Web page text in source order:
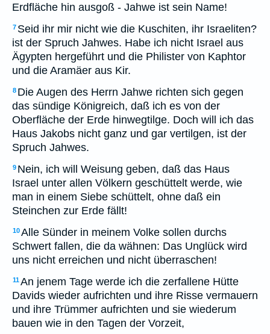
Erdfläche hin ausgoß - Jahwe ist sein Name!
7 Seid ihr mir nicht wie die Kuschiten, ihr Israeliten?
ist der Spruch Jahwes. Habe ich nicht Israel aus
Ägypten hergeführt und die Philister von Kaphtor
und die Aramäer aus Kir.
8 Die Augen des Herrn Jahwe richten sich gegen
das sündige Königreich, daß ich es von der
Oberfläche der Erde hinwegtilge. Doch will ich das
Haus Jakobs nicht ganz und gar vertilgen, ist der
Spruch Jahwes.
9 Nein, ich will Weisung geben, daß das Haus
Israel unter allen Völkern geschüttelt werde, wie
man in einem Siebe schüttelt, ohne daß ein
Steinchen zur Erde fällt!
10Alle Sünder in meinem Volke sollen durchs
Schwert fallen, die da wähnen: Das Unglück wird
uns nicht erreichen und nicht überraschen!
11An jenem Tage werde ich die zerfallene Hütte
Davids wieder aufrichten und ihre Risse vermauern
und ihre Trümmer aufrichten und sie wiederum
bauen wie in den Tagen der Vorzeit,